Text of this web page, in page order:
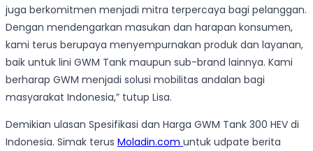
juga berkomitmen menjadi mitra terpercaya bagi pelanggan.
Dengan mendengarkan masukan dan harapan konsumen,
kami terus berupaya menyempurnakan produk dan layanan,
baik untuk lini GWM Tank maupun sub-brand lainnya. Kami
berharap GWM menjadi solusi mobilitas andalan bagi
masyarakat Indonesia,” tutup Lisa.
Demikian ulasan Spesifikasi dan Harga GWM Tank 300 HEV di
Indonesia. Simak terus Moladin.com untuk udpate berita